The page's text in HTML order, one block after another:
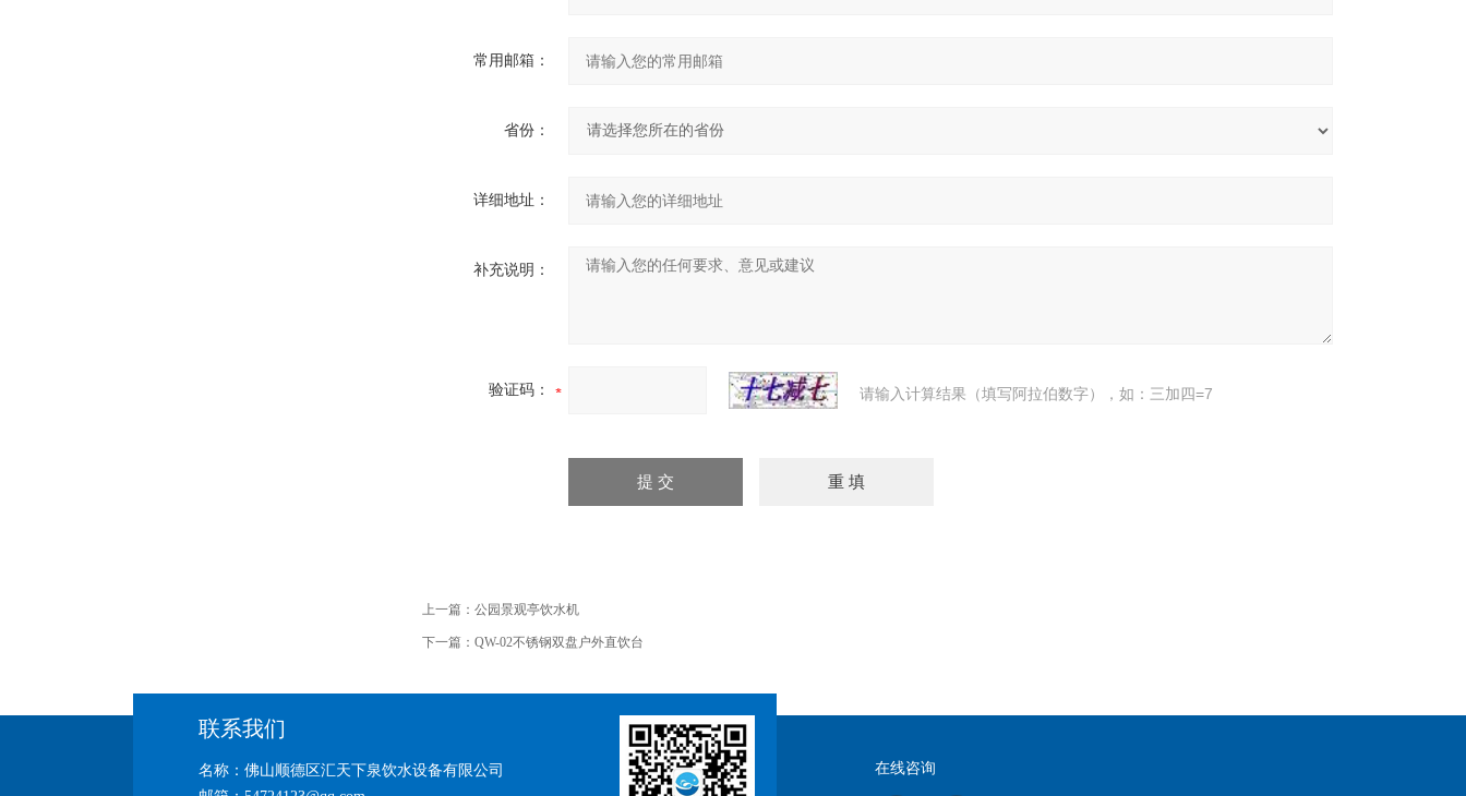
常用邮箱：
省份：
详细地址：
补充说明：
验证码： 请输入计算结果（填写阿拉伯数字），如：三加四=7
上一篇： 公园景观亭饮水机
下一篇： QW-02不锈钢双盘户外直饮台
联系我们
名称：佛山顺德区汇天下泉饮水设备有限公司
在线咨询